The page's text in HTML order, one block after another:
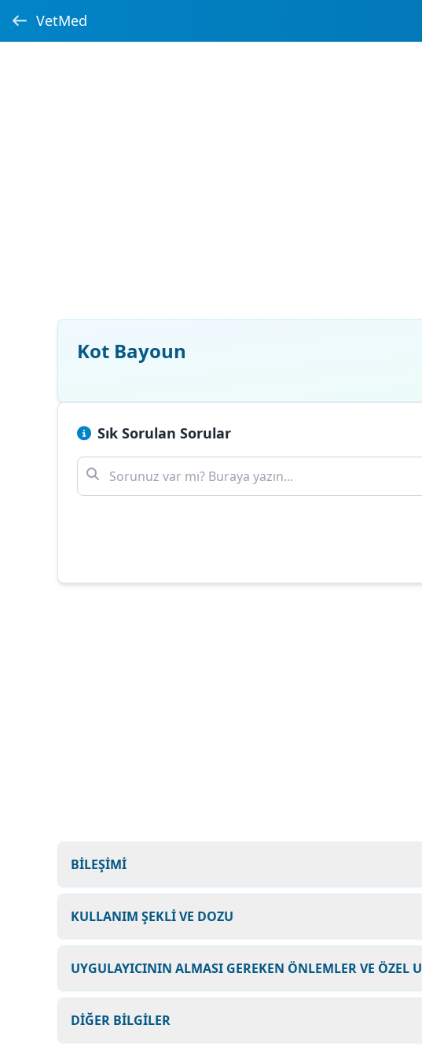
VetMed
Kot Bayoun
Sık Sorulan Sorular
BİLEŞİMİ
KULLANIM ŞEKLİ VE DOZU
UYGULAYICININ ALMASI GEREKEN ÖNLEMLER VE ÖZEL
DİĞER BİLGİLER